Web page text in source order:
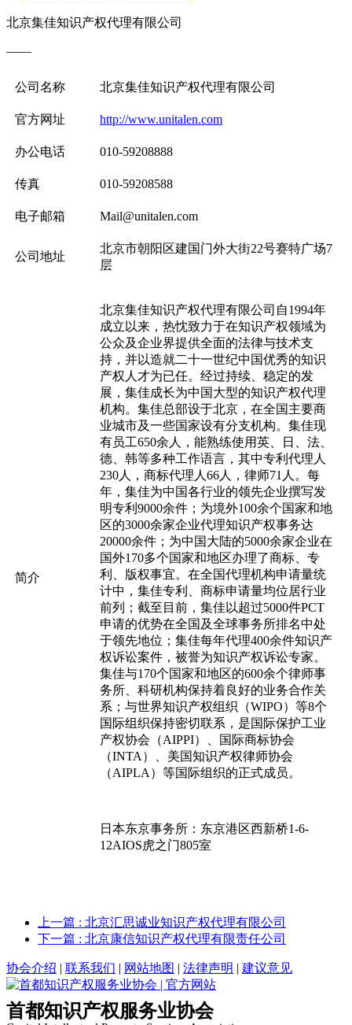
北京集佳知识产权代理有限公司
——
公司名称 北京集佳知识产权代理有限公司
官方网址 http://www.unitalen.com
办公电话 010-59208888
传真 010-59208588
电子邮箱 Mail@unitalen.com
公司地址
北京市朝阳区建国门外大街22号赛特广场7
层
简介
北京集佳知识产权代理有限公司自1994年
成立以来，热忱致力于在知识产权领域为
公众及企业界提供全面的法律与技术支
持，并以造就二十一世纪中国优秀的知识
产权人才为已任。经过持续、稳定的发
展，集佳成长为中国大型的知识产权代理
机构。集佳总部设于北京，在全国主要商
业城市及一些国家设有分支机构。集佳现
有员工650余人，能熟练使用英、日、法、
德、韩等多种工作语言，其中专利代理人
230人，商标代理人66人，律师71人。每
年，集佳为中国各行业的领先企业撰写发
明专利9000余件；为境外100余个国家和地
区的3000余家企业代理知识产权事务达
20000余件；为中国大陆的5000余家企业在
国外170多个国家和地区办理了商标、专
利、版权事宜。在全国代理机构申请量统
计中，集佳专利、商标申请量均位居行业
前列；截至目前，集佳以超过5000件PCT
申请的优势在全国及全球事务所排名中处
于领先地位；集佳每年代理400余件知识产
权诉讼案件，被誉为知识产权诉讼专家。
集佳与170个国家和地区的600余个律师事
务所、科研机构保持着良好的业务合作关
系；与世界知识产权组织（WIPO）等8个
国际组织保持密切联系，是国际保护工业
产权协会（AIPPI）、国际商标协会
（INTA）、美国知识产权律师协会
（AIPLA）等国际组织的正式成员。
日本东京事务所：东京港区西新桥1-6-
12AIOS虎之门805室
上一篇 : 北京汇思诚业知识产权代理有限公司
下一篇 : 北京康信知识产权代理有限责任公司
协会介绍 | 联系我们 | 网站地图 | 法律声明 | 建议意见
首都知识产权服务业协会